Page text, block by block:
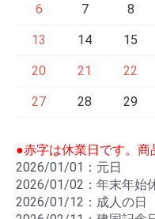
6 7 8
13 14 15
20 21 22
27 28 29
●赤字は休業日です。商
2026/01/01：元日
2026/01/02：年末年始
2026/01/12：成人の日